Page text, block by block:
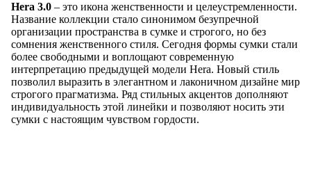
Hera 3.0 – это икона женственности и целеустремленности.
Название коллекции стало синонимом безупречной
организации пространства в сумке и строгого, но без
сомнения женственного стиля. Сегодня формы сумки стали
более свободными и воплощают современную
интерпретацию предыдущей модели Hera. Новый стиль
позволил выразить в элегантном и лаконичном дизайне мир
строгого прагматизма. Ряд стильных акцентов дополняют
индивидуальность этой линейки и позволяют носить эти
сумки с настоящим чувством гордости.